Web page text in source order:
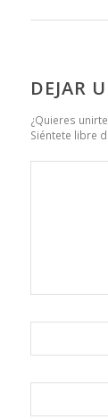
DEJAR
¿Quieres
Siéntete libre